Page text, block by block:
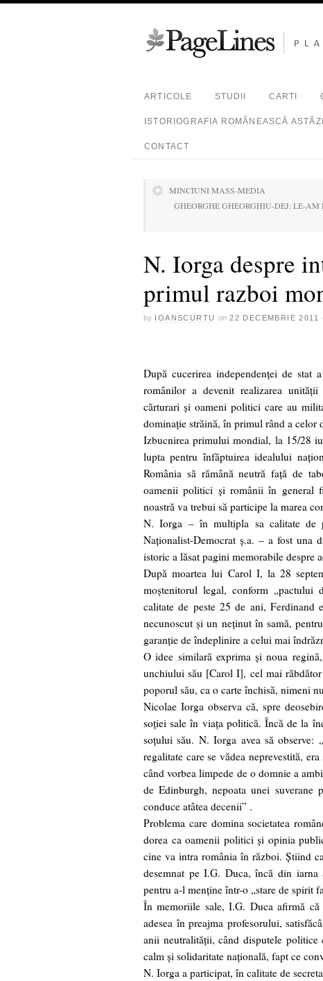
ARTICOLE STUDII CARTI
ISTORIOGRAFIA ROMÂNEASCĂ
CONTACT
MINCIUNI MASS-MEDIA
GHEORGHE GHEORGHIU-DEJ: LE-
N. Iorga despre
primul razboi
by IOANSCURTU on 22 DECEMBRIE 2011
După cucerirea independenţei de
românilor a devenit realizarea
cărturari şi oameni politici care au
dominaţie străină, în primul rând a celor
Izbucnirea primului mondial, la 15/28
lupta pentru înfăptuirea idealului
România să rămână neutră faţă de
oamenii politici şi românii în general
noastră va trebui să participe la marea
N. Iorga – în multipla sa calitate de
Naţionalist-Democrat ş.a. – a fost una
istoric a lăsat pagini memorabile despre
După moartea lui Carol I, la 28
moştenitorul legal, conform „pactului
calitate de peste 25 de ani,
necunoscut şi un neţinut în samă,
garanţie de îndeplinire a celui mai
O idee similară exprima şi noua
unchiului său [Carol I], cel mai
poporul său, ca o carte închisă, nimeni
Nicolae Iorga observa că, spre
soţiei sale în viaţa politică. Încă de la
soţului său. N. Iorga avea să observe:
regalitate care se vădea neprevestită,
când vorbea limpede de o domnie a
de Edinburgh, nepoata unei suverane
conduce atâtea decenii” .
Problema care domina societatea
dorea ca oamenii politici şi opinia
cine va intra românia în război. Ştiind
desemnat pe I.G. Duca, încă din
pentru a-l menţine într-o „stare de spirit
În memoriile sale, I.G. Duca afirmă că
adesea în preajma profesorului,
anii neutralităţii, când disputele
calm şi solidaritate naţională, fapt ce
N. Iorga a participat, în calitate de